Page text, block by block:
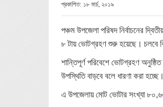
প্রকাশিত: ১৮ মার্চ, ২০১৯
পঞ্চম উপজেলা পরিষদ নির্বাচনের
৮ টায় ভোটগ্রহণ শুরু হয়েছে। চলবে
শান্তিপূর্ণ পরিবেশে ভোটগ্রহণ
উপস্থিতি বাড়বে বলে ধারণা করা হচ্ছে।
এ উপজেলায় মোট ভোটার সংখ্যা